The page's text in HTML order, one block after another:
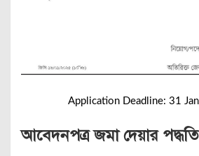
Application Deadline: 31
আবেদনপত্র জমা দেয়ার পদ্ধতি